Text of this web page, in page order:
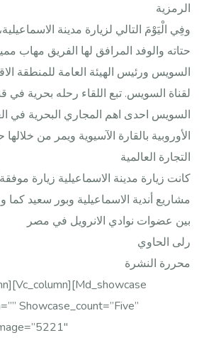
الرمزية
حتاته والوفد المرافق لها الفريق مهاب
السويس ورئيس الهيئة العامة للمنطقة
لقناة السويس. تبع اللقاء رحله بحرية في
السويس احدى اهم المجاري البحرية في
التجارة العالمية
كانت زيارة مدينة الاسماعيلية زيارة
مشاريع أندية الاسماعيلية وبور سعيد
بين عضوات نوادي الانرويل في مصر
رلى الحاوي
محررة النشرة
Showcase_count=”five”